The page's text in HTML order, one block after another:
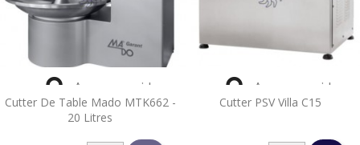
Cutter De Table Mado MTK662 -
20 Litres
 Aperçu rapide
Cutter PSV Villa C15
 Aperçu rapide